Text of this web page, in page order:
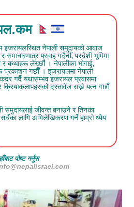
नेपाली समुदायको आवाज
प्रवाह गर्दैनौँ, परदेशी भूमिमा
र कथाहरू लेख्छौं । नेपालीका भोगाई,
प्रकाशन गर्छौं । इजरायलमा नेपाली
गर्दै यथासम्भव इजरायल प्रवासमा
क्रियाकलापहरुको दस्तावेज राख्ने यत्न गर्छौं
समुदायलाई जीवन्त बनाउने र तिनका
लागि अभिलेखिकरण गर्ने हाम्रो ध्येय
पोष्ट गर्नुस